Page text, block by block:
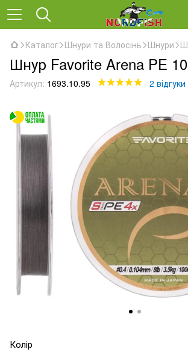
Каталог Шнури та Волосінь Шнури
Шнур Favorite Arena PE
Артикул: 1693.10.95 2 відгуки
Колір